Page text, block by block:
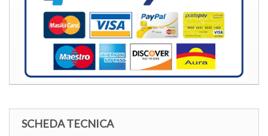
SCHEDA TECNICA